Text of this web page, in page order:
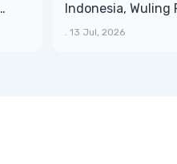
Indonesia, Wuling
Aira ev Jelang
. 13 Jul, 2026